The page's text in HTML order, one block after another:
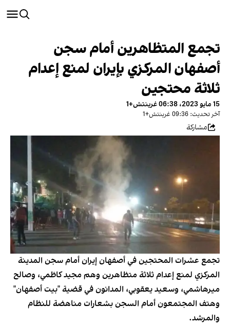
تجمع المتظاهرين أمام سجن
أصفهان المركزي بإيران لمنع إعدام
ثلاثة محتجين
15 مايو 2023، 06:38 غرينتش+1
آخر تحديث: 09:36 غرينتش+1
مشاركة
تجمع عشرات المحتجين في أصفهان إيران أمام سجن المدينة
المركزي لمنع إعدام ثلاثة متظاهرين وهم مجيد كاظمي، وصالح
ميرهاشمي، وسعيد يعقوبي، المدانون في قضية "بيت أصفهان"
وهتف المجتمعون أمام السجن بشعارات مناهضة للنظام
والمرشد.